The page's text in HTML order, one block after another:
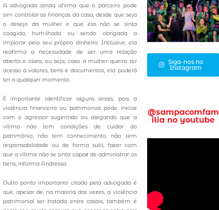
A advogada ainda afirma que o parceiro pode
sim controlar as finanças da casa, desde que seja
o desejo da mulher e que ela não se sinta
coagida, humilhada ou sendo obrigada a
implorar pelo seu próprio dinheiro. Inclusive, ela
reafirma a necessidade de ser uma relação
aberta e clara, ou seja, caso a mulher queira ter
acesso a valores, bens e documentos, ela poderá
ter a qualquer momento.
É importante identificar alguns sinais, pois a
violência financeira ou patrimonial pode iniciar
com o agressor sugerindo ou alegando que a
vítima não tem condições de cuidar do
patrimônio, não tem conhecimento, não tem
responsabilidade ou de forma sutil, fazer com
que a vítima não se sinta capaz de administrar os
bens, informa Andressa.
Outro ponto importante citado pela advogada é
que, apesar de, na maioria das vezes, a violência
patrimonial ser tratada entre casais, também é
Siga-nos no
Instagram
@sampacomfam
ilia no youtube